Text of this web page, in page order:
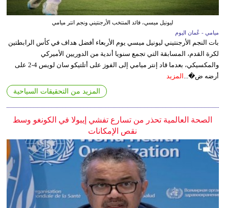
ليونيل ميسي، قائد المنتخب الأرجنتيني ونجم انتر ميامي
ميامي - عُمان اليوم
بات النجم الأرجنتيني ليونيل ميسي يوم الأربعاء أفضل هداف في كأس الرابطتين
لكرة القدم، المسابقة التي تجمع سنويا أندية من الدوريين الأميركي
والمكسيكي، بعدما قاد إنتر ميامي إلى الفوز على أتلتيكو سان لويس 4-2 على
أرضه ض�... المزيد
المزيد من التحقيقات السياحية
الصحة العالمية تحذر من تسارع تفشي إيبولا في الكونغو وسط
نقص الإمكانات